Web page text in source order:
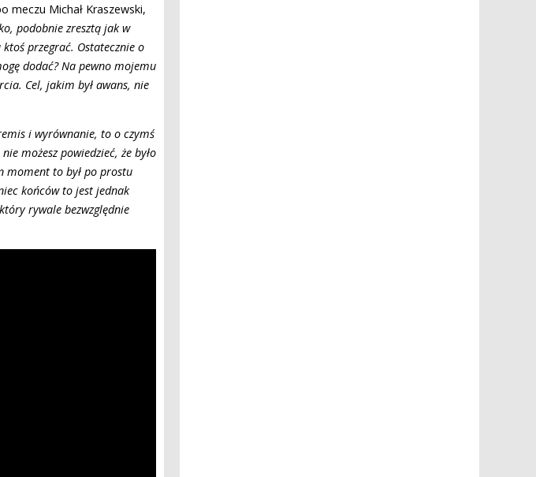
meczu Michał Kraszewski,
podobnie zresztą jak w
przegrać. Ostatecznie o
dodać? Na pewno mojemu
Cel, jakim był awans, nie
i wyrównanie, to o czymś
możesz powiedzieć, że było
moment to był po prostu
końców to jest jednak
rywale bezwzględnie